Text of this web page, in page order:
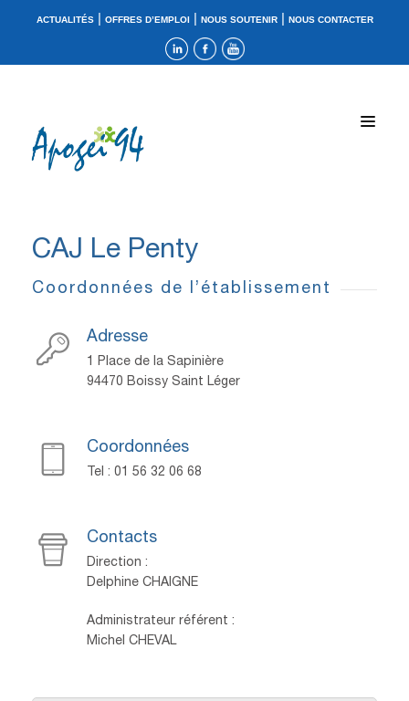
ACTUALITÉS| OFFRES D’EMPLOI| NOUS SOUTENIR| NOUS CONTACTER
CAJ Le Penty
Coordonnées de l’établissement
Adresse
1 Place de la Sapinière
94470 Boissy Saint Léger
Coordonnées
Tel : 01 56 32 06 68
Contacts
Direction :
Delphine CHAIGNE
Administrateur référent :
Michel CHEVAL